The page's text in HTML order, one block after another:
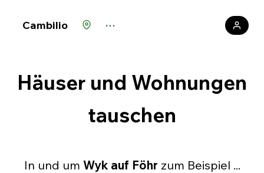
Cambilio
Häuser und Wohnungen
tauschen
In und um Wyk auf Föhr zum Beispiel ...